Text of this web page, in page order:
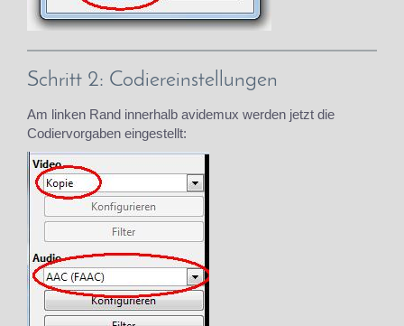
Schritt 2: Codiereinstellungen
Am linken Rand innerhalb avidemux werden jetzt die
Codiervorgaben eingestellt: